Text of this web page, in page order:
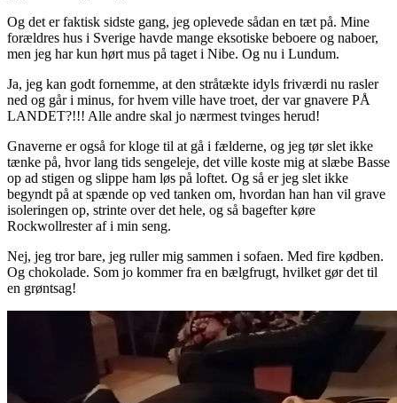
Og det er faktisk sidste gang, jeg oplevede sådan en tæt på. Mine
forældres hus i Sverige havde mange eksotiske beboere og naboer,
men jeg har kun hørt mus på taget i Nibe. Og nu i Lundum.
Ja, jeg kan godt fornemme, at den stråtækte idyls friværdi nu rasler
ned og går i minus, for hvem ville have troet, der var gnavere PÅ
LANDET?!!! Alle andre skal jo nærmest tvinges herud!
Gnaverne er også for kloge til at gå i fælderne, og jeg tør slet ikke
tænke på, hvor lang tids sengeleje, det ville koste mig at slæbe Basse
op ad stigen og slippe ham løs på loftet. Og så er jeg slet ikke
begyndt på at spænde op ved tanken om, hvordan han han vil grave
isoleringen op, strinte over det hele, og så bagefter køre
Rockwollrester af i min seng.
Nej, jeg tror bare, jeg ruller mig sammen i sofaen. Med fire kødben.
Og chokolade. Som jo kommer fra en bælgfrugt, hvilket gør det til
en grøntsag!